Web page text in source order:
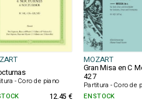
MOZART
- Coro de piano
Gran Misa en C
427
Partitura - Coro de
12.45 € EN STOCK